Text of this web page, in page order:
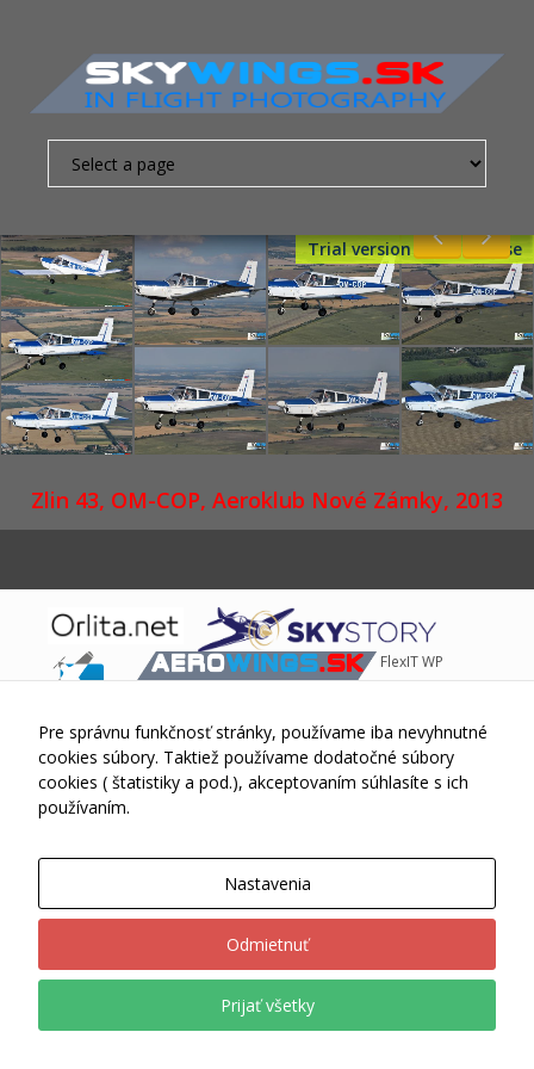
Trial version - Get License
Zlin 43, OM-COP, Aeroklub Nové Zámky, 2013
FlexIT WP
Theme © 2015-2026 Skywings.sk Powered byWordpress
Pre správnu funkčnosť stránky, používame iba nevyhnutné
cookies súbory. Taktiež používame dodatočné súbory
cookies ( štatistiky a pod.), akceptovaním súhlasíte s ich
používaním.
Nastavenia
Odmietnuť
Prijať všetky
Nevyhnutne
nutné
súbory
cookies
Sú to
základné
súbory
cookies,
umožňujú
pohybovať
stránke a
používať jej
funkcie.
Tieto súbory
cookies
žiadne
informácie o
vás, ktoré by
sa dali použiť
na marketing
zapamätanie
na internete
súbory